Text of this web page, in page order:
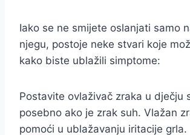
Iako se ne smijete oslanjati samo
njegu, postoje neke stvari koje
kako biste ublažili simptome:
Postavite ovlaživač zraka u dječju
posebno ako je zrak suh. Vlažan
pomoći u ublažavanju iritacije grla.